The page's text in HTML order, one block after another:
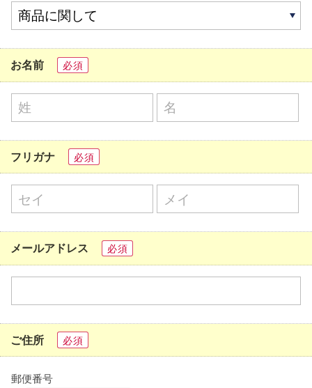
お名前 必須
フリガナ 必須
メールアドレス 必須
ご住所 必須
郵便番号